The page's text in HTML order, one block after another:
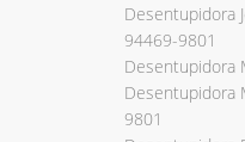
Desentupidora
94469-9801
Desentupidora
Desentupidora
9801